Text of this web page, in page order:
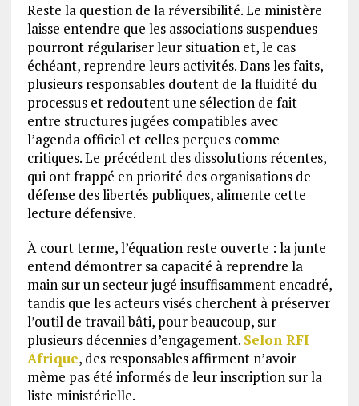
Reste la question de la réversibilité. Le ministère
laisse entendre que les associations suspendues
pourront régulariser leur situation et, le cas
échéant, reprendre leurs activités. Dans les faits,
plusieurs responsables doutent de la fluidité du
processus et redoutent une sélection de fait
entre structures jugées compatibles avec
l’agenda officiel et celles perçues comme
critiques. Le précédent des dissolutions récentes,
qui ont frappé en priorité des organisations de
défense des libertés publiques, alimente cette
lecture défensive.
À court terme, l’équation reste ouverte : la junte
entend démontrer sa capacité à reprendre la
main sur un secteur jugé insuffisamment encadré,
tandis que les acteurs visés cherchent à préserver
l’outil de travail bâti, pour beaucoup, sur
plusieurs décennies d’engagement. Selon RFI
Afrique, des responsables affirment n’avoir
même pas été informés de leur inscription sur la
liste ministérielle.